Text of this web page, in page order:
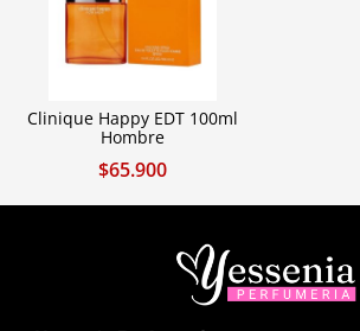
Clinique Happy EDT 100ml
Hombre
$65.900